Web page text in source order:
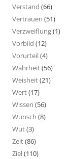
Verstand (66)
Vertrauen (51)
Verzweiflung(1)
Vorbild (12)
Vorurteil(4)
Wahrheit(56)
Weisheit(21)
Wert(17)
Wissen (56)
Wunsch (8)
Wut(3)
Zeit(86)
Ziel(110)